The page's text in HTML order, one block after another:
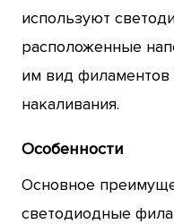
используют
расположенные
им вид
накаливания.
Особенности
Основное
светодиодные